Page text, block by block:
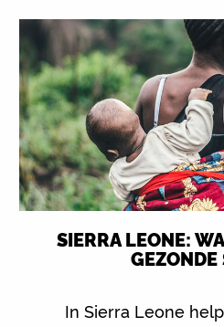
SIERRA LEONE:
GEZONDE
In Sierra Leone